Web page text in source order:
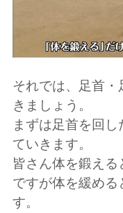
それでは、足首
きましょう。
まずは足首を回
ていきます。
皆さん体を鍛え
ですが体を緩め
す。